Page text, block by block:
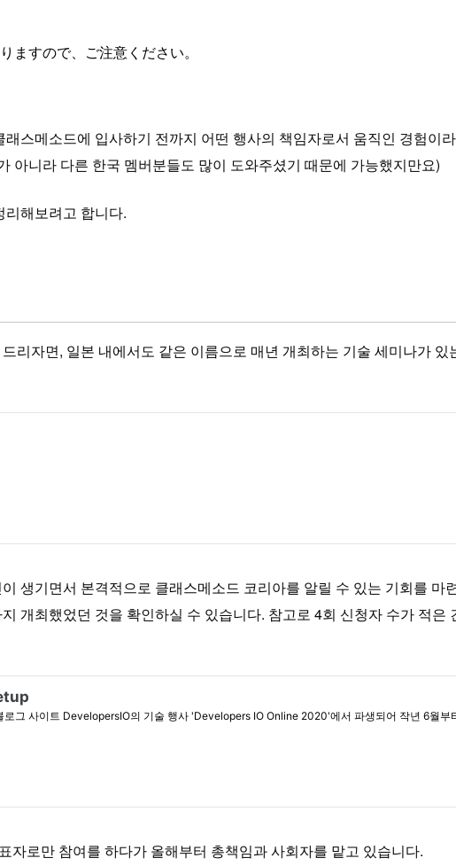
すので、ご注意ください。
스메소드에 입사하기 전까지 어떤 행사의 책임자로서 움직인 경험이
아니라 다른 한국 멤버분들도 많이 도와주셨기 때문에 가능했지만요)
해보려고 합니다.
리자면, 일본 내에서도 같은 이름으로 매년 개최하는 기술 세미나가
생기면서 본격적으로 클래스메소드 코리아를 알릴 수 있는 기회를 마
개최했었던 것을 확인하실 수 있습니다. 참고로 4회 신청자 수가 적은
로만 참여를 하다가 올해부터 총책임과 사회자를 맡고 있습니다.